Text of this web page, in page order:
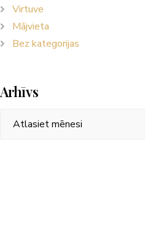
Virtuve
Mājvieta
Bez kategorijas
Arhīvs